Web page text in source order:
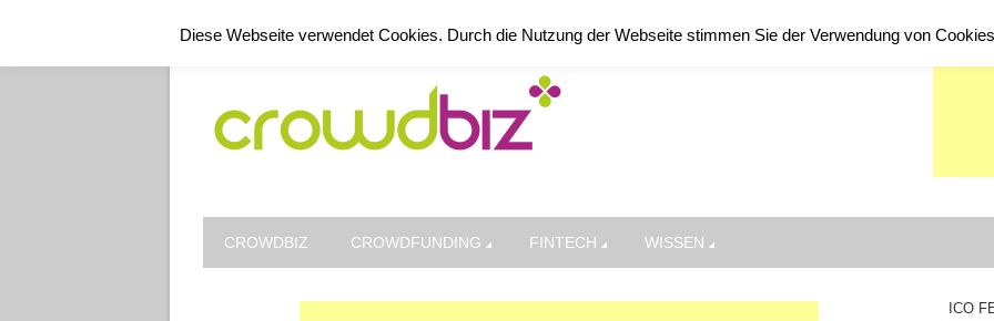
CROWDBIZ CROWDFUNDING FINTECH WISSEN
ICO
Diese Webseite verwendet Cookies. Durch die Nutzung der Webseite stimmen Sie der Verwendung von